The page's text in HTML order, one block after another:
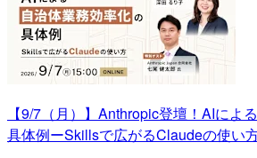
【9/7（月）】Anthropic登壇！AIによ
具体例ーSkillsで広がるClaudeの使い